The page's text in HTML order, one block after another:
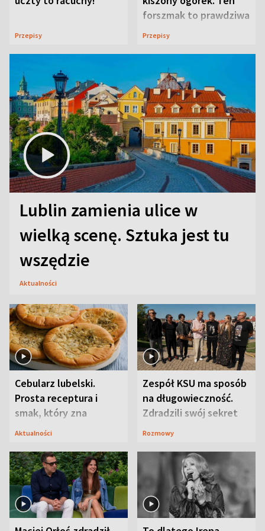
Przepisy
forszmak to prawdziwa
uczta
Przepisy
Lublin zamienia ulice w
wielką scenę. Sztuka jest tu
wszędzie
Aktualności
Cebularz lubelski.
Prosta receptura i
smak, który zna
Lubelszczyzna
Aktualności
Zespół KSU ma sposób
na długowieczność.
Zdradzili swój sekret
Rozmowy